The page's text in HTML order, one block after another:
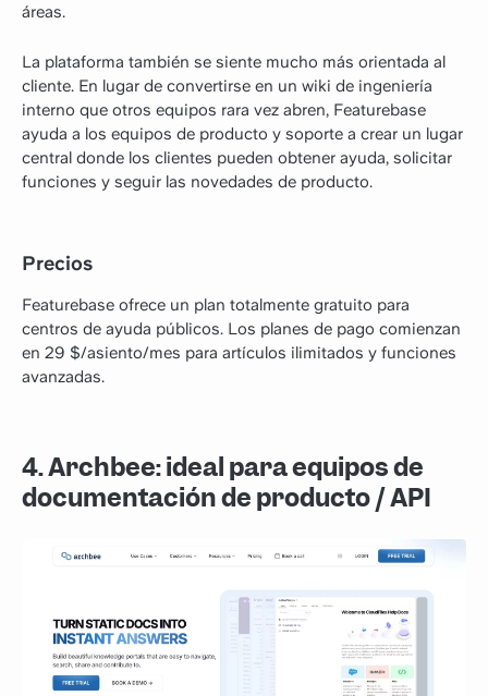
áreas.
La plataforma también se siente mucho más orientada al
cliente. En lugar de convertirse en un wiki de ingeniería
interno que otros equipos rara vez abren, Featurebase
ayuda a los equipos de producto y soporte a crear un lugar
central donde los clientes pueden obtener ayuda, solicitar
funciones y seguir las novedades de producto.
Precios
Featurebase ofrece un plan totalmente gratuito para
centros de ayuda públicos. Los planes de pago comienzan
en 29 $/asiento/mes para artículos ilimitados y funciones
avanzadas.
4. Archbee: ideal para equipos de
documentación de producto / API